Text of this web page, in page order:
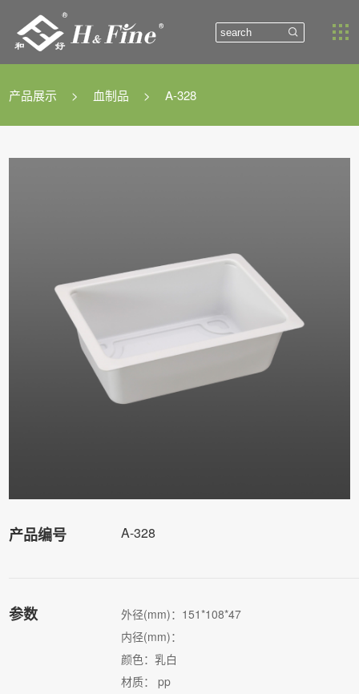
 
产品展示 > 血制品 > A-328
产品编号 A-328
参数
外径(mm)：151*108*47
内径(mm)：
颜色：乳白
材质： pp